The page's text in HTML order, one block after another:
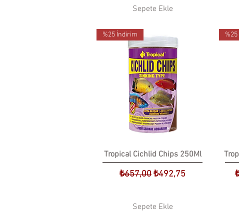
Sepete Ekle
%25 İndirim
Tropical Cichlid Chips 250Ml
Normal Fiyat
₺657,00İndirimli Fiyat
₺492,75
Sepete Ekle